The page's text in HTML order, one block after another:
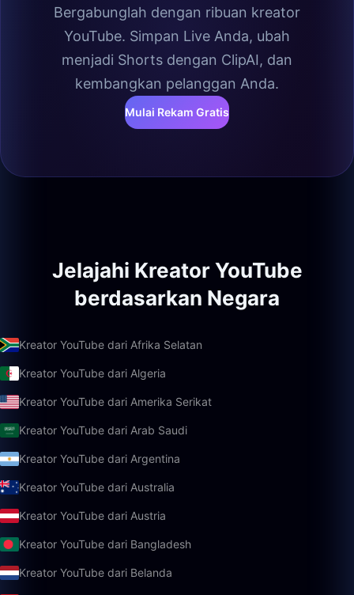
Bergabunglah dengan ribuan kreator
YouTube. Simpan Live Anda, ubah
menjadi Shorts dengan ClipAI, dan
kembangkan pelanggan Anda.
Mulai Rekam Gratis
Jelajahi Kreator YouTube
berdasarkan Negara
Kreator YouTube dari Afrika Selatan
Kreator YouTube dari Algeria
Kreator YouTube dari Amerika Serikat
Kreator YouTube dari Arab Saudi
Kreator YouTube dari Argentina
Kreator YouTube dari Australia
Kreator YouTube dari Austria
Kreator YouTube dari Bangladesh
Kreator YouTube dari Belanda